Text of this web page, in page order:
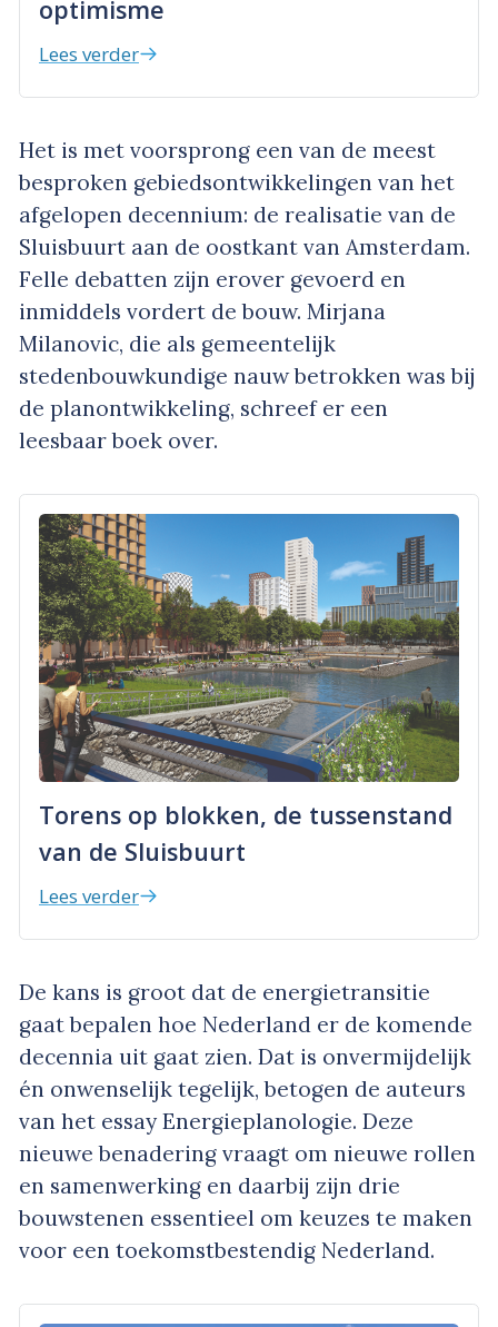
optimisme
Lees verder
Het is met voorsprong een van de meest
besproken gebiedsontwikkelingen van het
afgelopen decennium: de realisatie van de
Sluisbuurt aan de oostkant van Amsterdam.
Felle debatten zijn erover gevoerd en
inmiddels vordert de bouw. Mirjana
Milanovic, die als gemeentelijk
stedenbouwkundige nauw betrokken was bij
de planontwikkeling, schreef er een
leesbaar boek over.
Torens op blokken, de tussenstand
van de Sluisbuurt
Lees verder
De kans is groot dat de energietransitie
gaat bepalen hoe Nederland er de komende
decennia uit gaat zien. Dat is onvermijdelijk
én onwenselijk tegelijk, betogen de auteurs
van het essay Energieplanologie. Deze
nieuwe benadering vraagt om nieuwe rollen
en samenwerking en daarbij zijn drie
bouwstenen essentieel om keuzes te maken
voor een toekomstbestendig Nederland.